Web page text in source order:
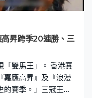
昇跨季20連勝、三
「雙馬王」。 香港賽
嘉應高昇』及『浪漫
的賽季。」三冠王